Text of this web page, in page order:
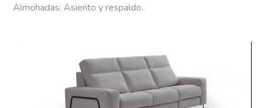
Almohadas: Asiento y respaldo.